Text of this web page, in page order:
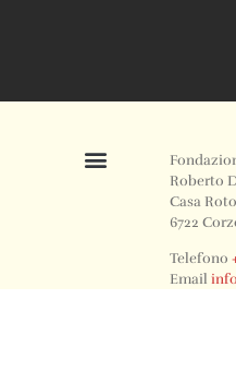
Roberto
Casa
6722
Telefono
Email